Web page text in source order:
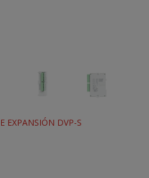
EXPANSIÓN DVP-S